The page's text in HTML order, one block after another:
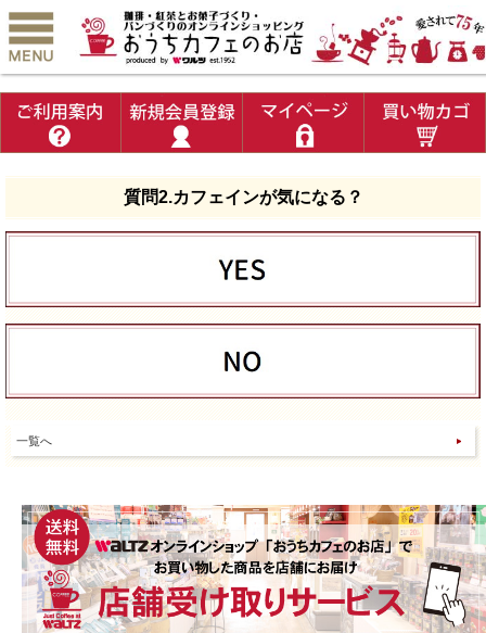
質問2.カフェインが気になる？
一覧へ